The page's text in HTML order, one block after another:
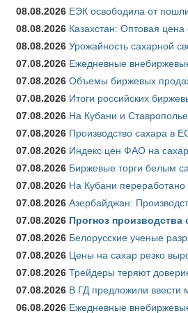
08.08.2026 ЕЭК освободила от
08.08.2026 Казахстан: Оптовая
08.08.2026 Урожайность сахарной
07.08.2026 Ежедневные
07.08.2026 Объемы биржевых
07.08.2026 Итоги российских
07.08.2026 На Кубани и
07.08.2026 Производство сахара в
07.08.2026 Индекс цен ФАО на
07.08.2026 Биржевые торги белым
07.08.2026 На Кубани переработано
07.08.2026 Азербайджан:
07.08.2026 Прогноз производства
07.08.2026 Белорусские ученые
07.08.2026 Цены на сахар резко
07.08.2026 Трейдеры теряют
07.08.2026 В ГД предложили ввести
06.08.2026 Ежедневные